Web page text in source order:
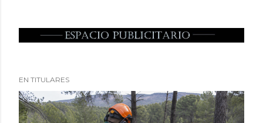
EN TITULARES